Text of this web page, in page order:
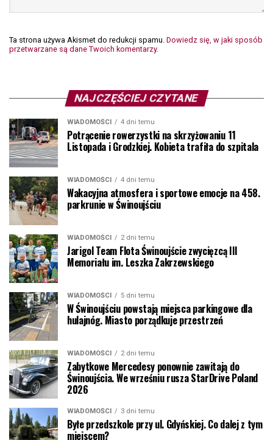
Ta strona używa Akismet do redukcji spamu. Dowiedz się, w jaki sposób
przetwarzane są dane Twoich komentarzy.
NAJCZĘŚCIEJ CZYTANE
WIADOMOŚCI 4 dni temu
Potrącenie rowerzystki na skrzyżowaniu 11
Listopada i Grodzkiej. Kobieta trafiła do szpitala
WIADOMOŚCI 4 dni temu
Wakacyjna atmosfera i sportowe emocje na 458.
parkrunie w Świnoujściu
WIADOMOŚCI 2 dni temu
Jarigol Team Flota Świnoujście zwycięzcą III
Memoriału im. Leszka Zakrzewskiego
WIADOMOŚCI 5 dni temu
W Świnoujściu powstają miejsca parkingowe dla
hulajnóg. Miasto porządkuje przestrzeń
WIADOMOŚCI 2 dni temu
Zabytkowe Mercedesy ponownie zawitają do
Świnoujścia. We wrześniu rusza StarDrive Poland
2026
WIADOMOŚCI 3 dni temu
Byłe przedszkole przy ul. Gdyńskiej. Co dalej z tym
miejscem?